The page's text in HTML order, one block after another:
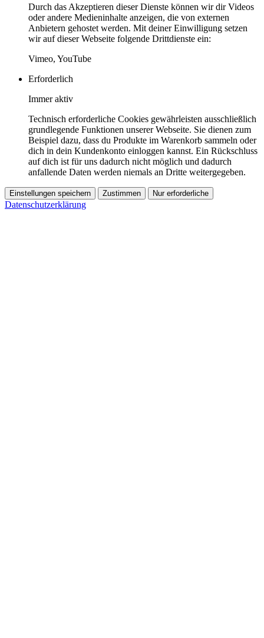
Durch das Akzeptieren dieser Dienste können wir dir Videos
oder andere Medieninhalte anzeigen, die von externen
Anbietern gehostet werden. Mit deiner Einwilligung setzen
wir auf dieser Webseite folgende Drittdienste ein:
Vimeo, YouTube
Erforderlich
Immer aktiv
Technisch erforderliche Cookies gewährleisten ausschließlich
grundlegende Funktionen unserer Webseite. Sie dienen zum
Beispiel dazu, dass du Produkte im Warenkorb sammeln oder
dich in dein Kundenkonto einloggen kannst. Ein Rückschluss
auf dich ist für uns dadurch nicht möglich und dadurch
anfallende Daten werden niemals an Dritte weitergegeben.
Einstellungen speichern Zustimmen Nur erforderliche
Datenschutzerklärung